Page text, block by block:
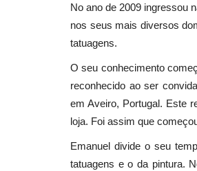
No ano de 2009 ingressou
nos seus mais diversos
tatuagens.
O seu conhecimento
reconhecido ao ser
em Aveiro, Portugal. Este
loja. Foi assim que
Emanuel divide o seu
tatuagens e o da pintura.